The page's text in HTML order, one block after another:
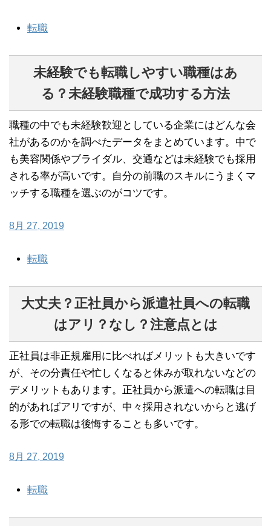
転職
未経験でも転職しやすい職種はあ
る？未経験職種で成功する方法
職種の中でも未経験歓迎としている企業にはどんな会
社があるのかを調べたデータをまとめています。中で
も美容関係やブライダル、交通などは未経験でも採用
される率が高いです。自分の前職のスキルにうまくマ
ッチする職種を選ぶのがコツです。
8月 27, 2019
転職
大丈夫？正社員から派遣社員への転職
はアリ？なし？注意点とは
正社員は非正規雇用に比べればメリットも大きいです
が、その分責任や忙しくなると休みが取れないなどの
デメリットもあります。正社員から派遣への転職は目
的があればアリですが、中々採用されないからと逃げ
る形での転職は後悔することも多いです。
8月 27, 2019
転職